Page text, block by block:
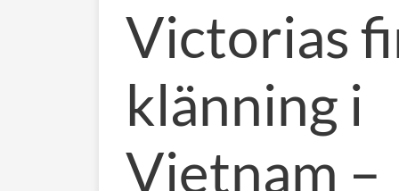
Victorias
klänning i
Vietnam –